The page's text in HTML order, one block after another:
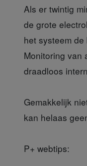
Als er twintig
de grote
het systeem
Monitoring van
draadloos
Gemakkelijk
kan helaas
P+ webtips: